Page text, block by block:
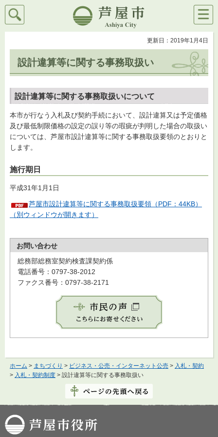
芦屋市
検索
メニ
ュー
更新日：2019年1月4日
設計違算等に関する事務取扱い
設計違算等に関する事務取扱いについて
本市が行なう入札及び契約手続において、設計違算又は予定価格
及び最低制限価格の設定の誤り等の瑕疵が判明した場合の取扱い
については、芦屋市設計違算等に関する事務取扱要領のとおりと
します。
施行期日
平成31年1月1日
芦屋市設計違算等に関する事務取扱要領（PDF：44KB）
（別ウィンドウが開きます）
お問い合わせ
総務部総務室契約検査課契約係
電話番号：0797-38-2012
ファクス番号：0797-38-2171
ホーム > まちづくり > ビジネス・公売・インターネット公売 > 入札・契約
> 入札・契約制度 > 設計違算等に関する事務取扱い
芦屋市役所